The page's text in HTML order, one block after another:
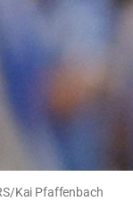
Kai Pfaffenbach